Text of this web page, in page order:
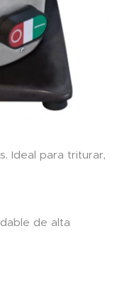
Ideal para triturar,
de alta